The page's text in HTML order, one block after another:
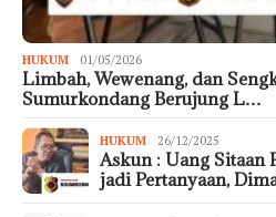
HUKUM 01/05/2026
Limbah, Wewenang, dan
Sumurkondang Berujung L…
HUKUM 26/12/2025
Askun : Uang Sitaan
jadi Pertanyaan,